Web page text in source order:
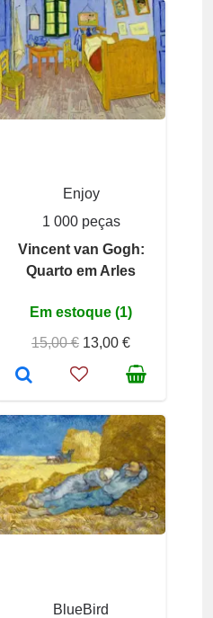
Enjoy
1 000 peças
Vincent van Gogh:
Quarto em Arles
Em estoque (1)
15,00 € 13,00 €
BlueBird